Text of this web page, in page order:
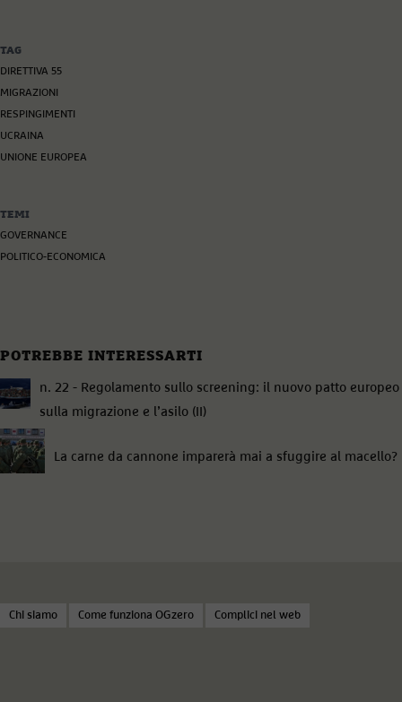
TAG
DIRETTIVA 55
MIGRAZIONI
RESPINGIMENTI
UCRAINA
UNIONE EUROPEA
TEMI
GOVERNANCE
POLITICO-ECONOMICA
POTREBBE INTERESSARTI
n. 22 - Regolamento sullo screening: il nuovo patto europeo
sulla migrazione e l’asilo (II)
La carne da cannone imparerà mai a sfuggire al macello?
Chi siamo Come funziona OGzero Complici nel web